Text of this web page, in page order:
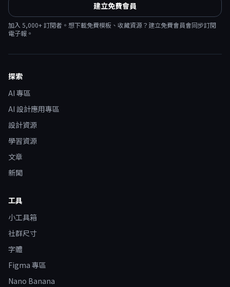
建立免費會員
加入 5,000+ 訂閱者。想下載免費模板、收藏資源？建立免費會員會同步訂閱
電子報。
探索
AI 專區
AI 設計應用專區
設計資源
學習資源
文章
新聞
工具
小工具箱
社群尺寸
字體
Figma 專區
Nano Banana